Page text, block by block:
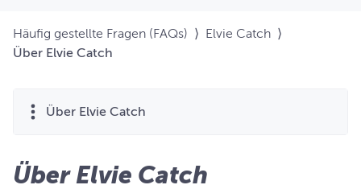
Häufig gestellte Fragen (FAQs) ⟩ Elvie Catch ⟩
Über Elvie Catch
Über Elvie Catch
Über Elvie Catch